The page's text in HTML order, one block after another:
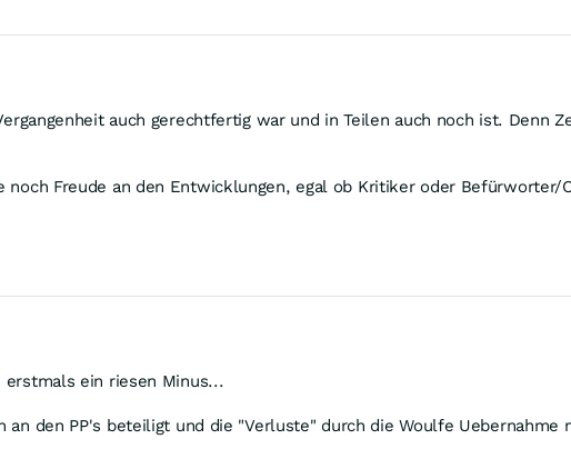
auch gerechtfertig war und in Teilen auch noch ist. Denn
Freude an den Entwicklungen, egal ob Kritiker oder
ein riesen Minus...
an den PP's beteiligt und die "Verluste" durch die Woulfe Uebernahme